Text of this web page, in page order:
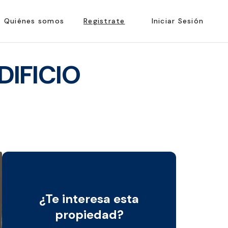
Quiénes somos Registrate Iniciar Sesión
¿Te interesa esta
propiedad?